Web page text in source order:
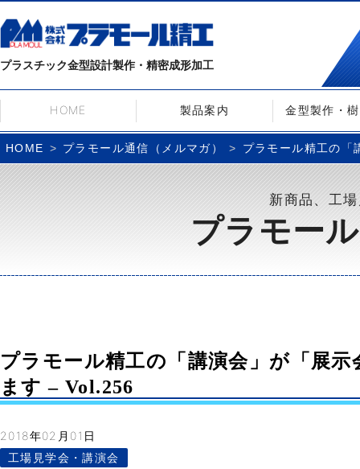
プラスチック金型設計製作・精密成形加工
HOME 製品案内 金型製作・
HOME プラモール通信（メルマガ） プラモール精工の
新商品、工
プラモー
プラモール精工の「講演会」が「展示
ます – Vol.256
2018年02月01日
工場見学会・講演会